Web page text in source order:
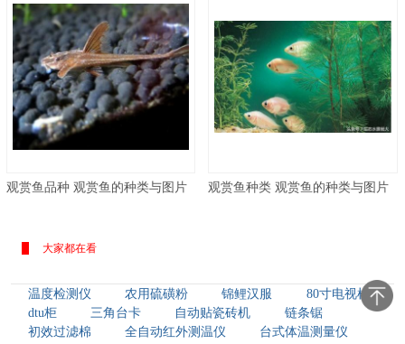
观赏鱼品种 观赏鱼的种类与图片 观赏鱼种类 观赏鱼的种类与图片
大家都在看
温度检测仪 农用硫磺粉 锦鲤汉服
80寸电视机
dtu柜
三角台卡 自动贴瓷砖机
链条锯
初效过滤棉
全自动红外测温仪 台式体温测量仪